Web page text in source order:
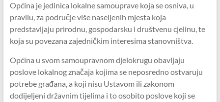
Općina je jedinica lokalne samouprave koja se osniva, u
pravilu, za područje više naseljenih mjesta koja
predstavljaju prirodnu, gospodarsku i društvenu cjelinu, te
koja su povezana zajedničkim interesima stanovništva.
Općina u svom samoupravnom djelokrugu obavljaju
poslove lokalnog značaja kojima se neposredno ostvaruju
potrebe građana, a koji nisu Ustavom ili zakonom
dodijeljeni državnim tijelima i to osobito poslove koji se